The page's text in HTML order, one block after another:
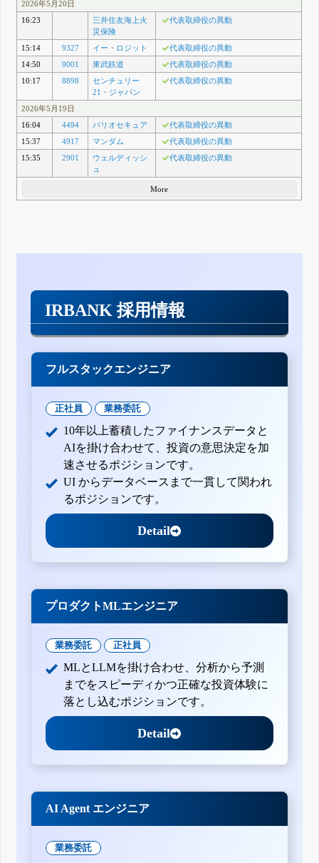
2026年5月20日
16:23
三井住友海上火
災保険
代表取締役の異動
15:14 9327 イー・ロジット
代表取締役の異動
14:50
9001 東武鉄道
代表取締役の異動
10:17
8898
センチュリー
21・ジャパン
代表取締役の異動
2026年5月19日
16:04
4494 バリオセキュア
代表取締役の異動
15:37
4917 マンダム
代表取締役の異動
15:35
2901
ウェルディッシ
ュ
代表取締役の異動
More
IRBANK 採用情報
フルスタックエンジニア
正社員 業務委託
10年以上蓄積したファイナンスデータと
AIを掛け合わせて、投資の意思決定を加
速させるポジションです。
UI からデータベースまで一貫して関われ
るポジションです。
Detail
プロダクトMLエンジニア
業務委託 正社員
MLとLLMを掛け合わせ、分析から予測
までをスピーディかつ正確な投資体験に
落とし込むポジションです。
Detail
AI Agent エンジニア
業務委託